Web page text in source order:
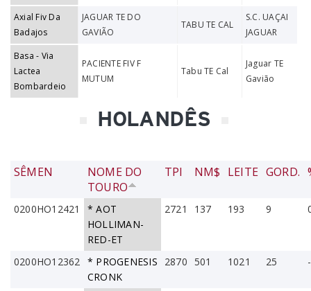
Axial Fiv Da
Badajos
JAGUAR TE DO
GAVIÃO
TABU TE CAL
S.C. UAÇAI
JAGUAR
Basa - Via
Lactea
Bombardeio
PACIENTE FIV F
MUTUM
Tabu TE Cal
Jaguar TE
Gavião
HOLANDÊS
SÊMEN
NOME DO
TOURO
TPI NM$ LEITE GORD.
0200HO12421
* AOT
HOLLIMAN-
RED-ET
2721 137 193 9
0200HO12362
* PROGENESIS
CRONK
2870 501 1021 25